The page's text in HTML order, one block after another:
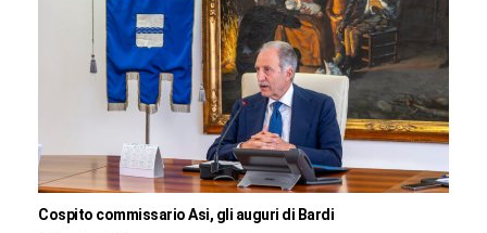
Cospito commissario Asi, gli auguri di Bardi